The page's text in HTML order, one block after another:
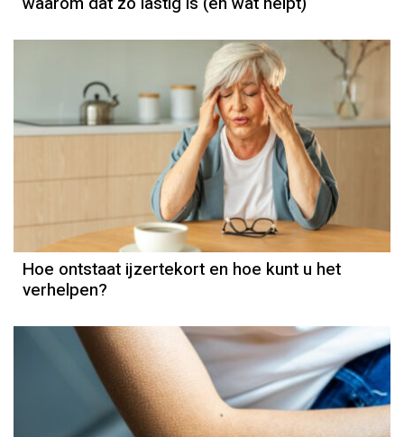
Hoe ontstaat ijzertekort en hoe kunt u het
verhelpen?